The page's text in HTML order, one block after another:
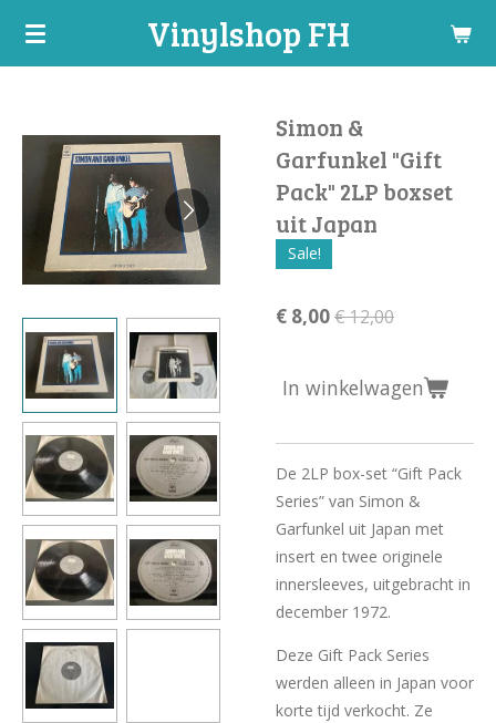
Ga
hoofdinhoud
Vinylshop FH
Simon &
Garfunkel "Gift
Pack" 2LP boxset
uit Japan
Sale!
€ 8,00€ 12,00
In winkelwagen
De 2LP box-set “Gift Pack
Series” van Simon &
Garfunkel uit Japan met
insert en twee originele
innersleeves, uitgebracht in
december 1972.
Deze Gift Pack Series
werden alleen in Japan voor
korte tijd verkocht. Ze